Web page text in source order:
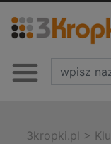
3kropki.pl >